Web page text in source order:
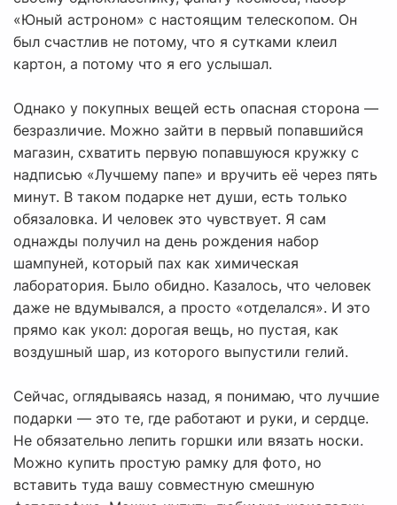
«Юный астроном» с настоящим телескопом. Он
был счастлив не потому, что я сутками клеил
картон, а потому что я его услышал.
Однако у покупных вещей есть опасная сторона —
безразличие. Можно зайти в первый попавшийся
магазин, схватить первую попавшуюся кружку с
надписью «Лучшему папе» и вручить её через пять
минут. В таком подарке нет души, есть только
обязаловка. И человек это чувствует. Я сам
однажды получил на день рождения набор
шампуней, который пах как химическая
лаборатория. Было обидно. Казалось, что человек
даже не вдумывался, а просто «отделался». И это
прямо как укол: дорогая вещь, но пустая, как
воздушный шар, из которого выпустили гелий.
Сейчас, оглядываясь назад, я понимаю, что лучшие
подарки — это те, где работают и руки, и сердце.
Не обязательно лепить горшки или вязать носки.
Можно купить простую рамку для фото, но
вставить туда вашу совместную смешную